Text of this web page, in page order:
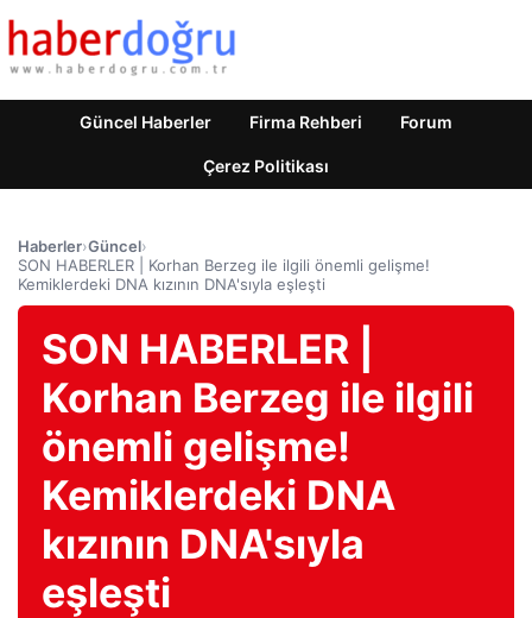
Güncel Haberler Firma Rehberi Forum
Çerez Politikası
Haberler›Güncel›
SON HABERLER | Korhan Berzeg ile ilgili önemli gelişme!
Kemiklerdeki DNA kızının DNA'sıyla eşleşti
SON HABERLER |
Korhan Berzeg ile ilgili
önemli gelişme!
Kemiklerdeki DNA
kızının DNA'sıyla
eşleşti